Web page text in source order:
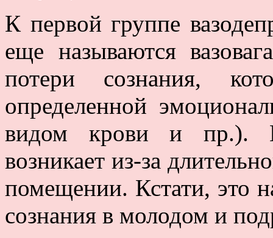
К первой группе
еще называются
потери сознания,
определенной
видом крови и пр.).
возникает из-за
помещении. Кстати, это
сознания в молодом и